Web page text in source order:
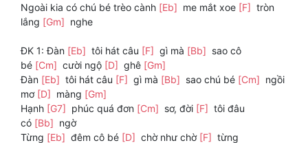
Ngoài kia có chú bé trèo cành [Eb] me mắt xoe [F] tròn
lắng [Gm] nghe
ĐK 1: Đàn [Eb] tôi hát câu [F] gì mà [Bb] sao cô
bé [Cm] cười ngộ [D] ghê [Gm]
Đàn [Eb] tôi hát câu [F] gì mà [Bb] sao chú bé [Cm] ngồi
mơ [D] màng [Gm]
Hạnh [G7] phúc quá đơn [Cm] sơ, đời [F] tôi đâu
có [Bb] ngờ
Từng [Eb] đêm cô bé [D] chờ như chờ [F] từng